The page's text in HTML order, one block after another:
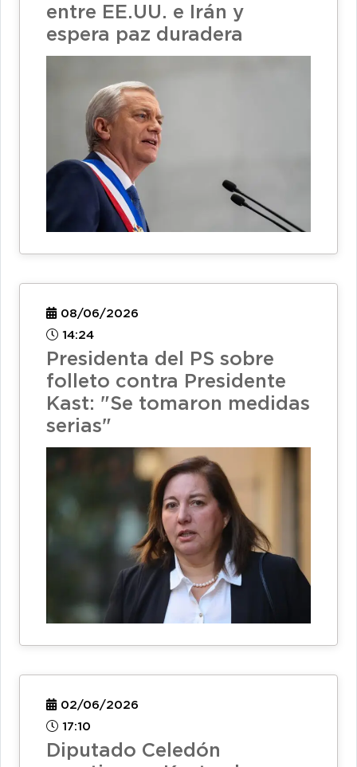
entre EE.UU. e Irán y
espera paz duradera
08/06/2026
14:24
Presidenta del PS sobre
folleto contra Presidente
Kast: "Se tomaron medidas
serias"
02/06/2026
17:10
Diputado Celedón